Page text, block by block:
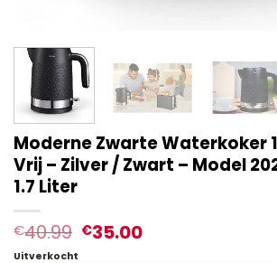
Moderne Zwarte Waterkoker
Vrij – Zilver / Zwart – Model
1.7 Liter
€40.99 €35.00
Uitverkocht